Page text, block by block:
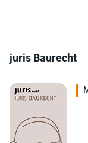
juris Baurecht